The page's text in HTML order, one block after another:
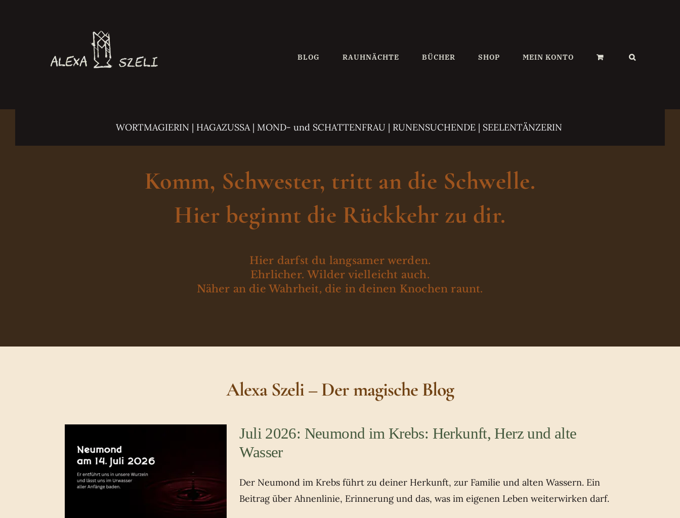
BLOG RAUHNÄCHTE BÜCHER SHOP MEIN KONTO
WORTMAGIERIN | HAGAZUSSA | MOND- und SCHATTENFRAU | RUNENSUCHENDE | SEELENTÄNZERIN
Komm, Schwester, tritt an die Schwelle.
Hier beginnt die Rückkehr zu dir.
Hier darfst du langsamer werden.
Ehrlicher. Wilder vielleicht auch.
Näher an die Wahrheit, die in deinen Knochen raunt.
Alexa Szeli – Der magische Blog
Juli 2026: Neumond im Krebs: Herkunft, Herz und alte
Wasser
Der Neumond im Krebs führt zu deiner Herkunft, zur Familie und alten Wassern. Ein
Beitrag über Ahnenlinie, Erinnerung und das, was im eigenen Leben weiterwirken darf.